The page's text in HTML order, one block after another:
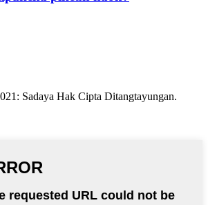
Sadaya Hak Cipta Ditangtayungan.